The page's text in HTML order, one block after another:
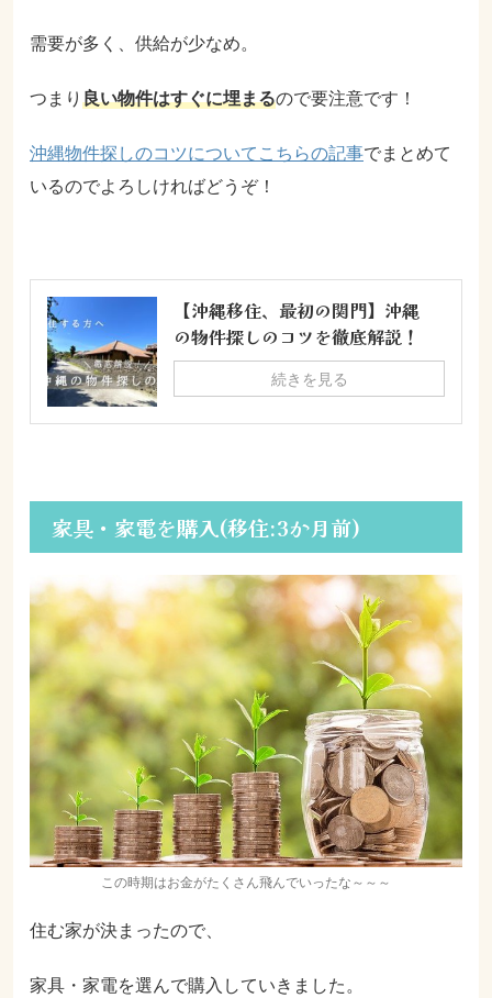
需要が多く、供給が少なめ。
つまり 良い物件はすぐに埋まるので要注意です！
沖縄物件探しのコツについてこちらの記事でまとめて
いるのでよろしければどうぞ！
【沖縄移住、最初の関門】沖縄
の物件探しのコツを徹底解説！
続きを見る
家具・家電を購入(移住:3か月前)
この時期はお金がたくさん飛んでいったな～～～
住む家が決まったので、
家具・家電を選んで購入していきました。